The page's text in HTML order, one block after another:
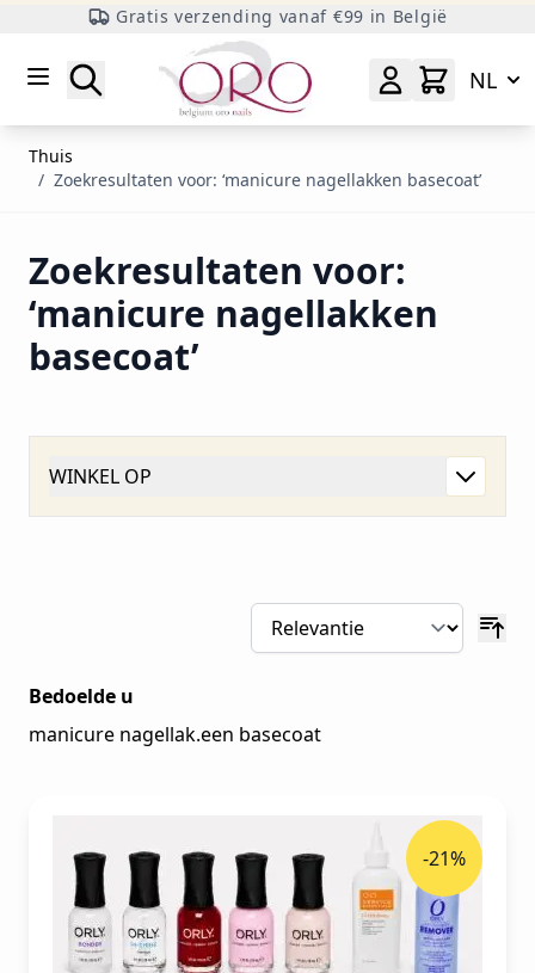
Gratis verzending vanaf €99 in België
Zoeken
NL
Thuis
/ Zoekresultaten voor: ‘manicure nagellakken basecoat’
Zoekresultaten voor:
‘manicure nagellakken
basecoat’
Bedoelde u
manicure nagellak.een basecoat
-21%
WINKEL OP